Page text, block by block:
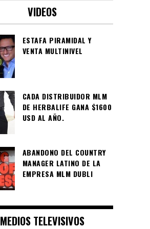
VIDEOS
ESTAFA PIRAMIDAL Y
VENTA MULTINIVEL
CADA DISTRIBUIDOR MLM
DE HERBALIFE GANA $1600
USD AL AÑO.
ABANDONO DEL COUNTRY
MANAGER LATINO DE LA
EMPRESA MLM DUBLI
MEDIOS TELEVISIVOS